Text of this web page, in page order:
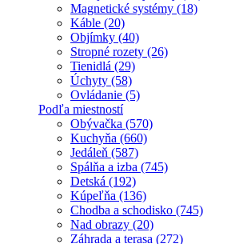
Magnetické systémy (18)
Káble (20)
Objímky (40)
Stropné rozety (26)
Tienidlá (29)
Úchyty (58)
Ovládanie (5)
Podľa miestností
Obývačka (570)
Kuchyňa (660)
Jedáleň (587)
Spálňa a izba (745)
Detská (192)
Kúpeľňa (136)
Chodba a schodisko (745)
Nad obrazy (20)
Záhrada a terasa (272)